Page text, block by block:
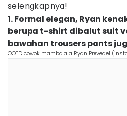
selengkapnya!
1. Formal elegan, Ryan
berupa t-shirt dibalut suit
bawahan trousers pants
OOTD cowok mamba ala Ryan Prevedel